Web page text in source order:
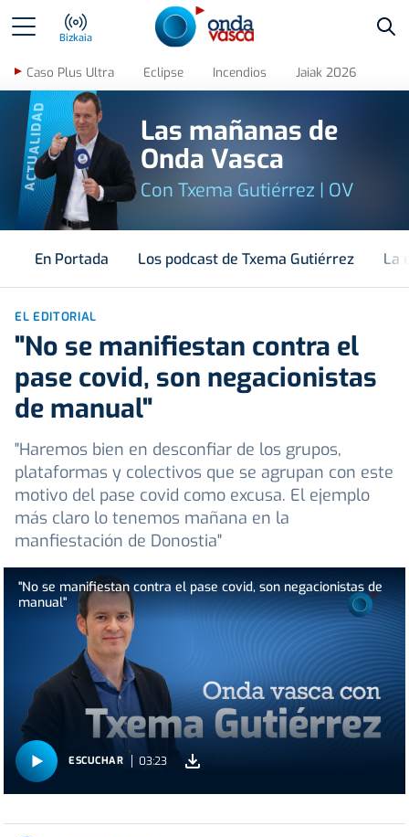
Bizkaia
Caso Plus Ultra Eclipse Incendios Jaiak 2026
ACTUALIDAD
Las mañanas de
Onda Vasca
Con Txema Gutiérrez | OV
En Portada Los podcast de Txema Gutiérrez La
EL EDITORIAL
"No se manifiestan contra el
pase covid, son negacionistas
de manual"
"Haremos bien en desconfiar de los grupos,
plataformas y colectivos que se agrupan con este
motivo del pase covid como excusa. El ejemplo
más claro lo tenemos mañana en la
manfiestación de Donostia"
"No se manifiestan contra el pase covid, son negacionistas de
manual"
ESCUCHAR 03:23